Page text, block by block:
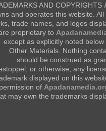
AND COPYRIGHTS
and operates this website.
trade names, and logos
proprietary to
except as explicitly noted
Other Materials. Nothing
should be construed as
or otherwise, any
displayed on this
permission of
may own the trademarks